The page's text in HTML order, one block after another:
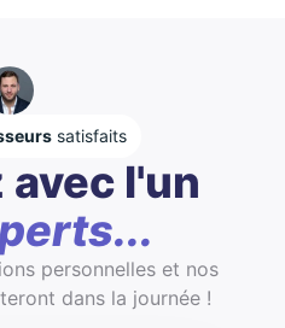
satisfaits
avec l'un
personnelles et nos
dans la journée !